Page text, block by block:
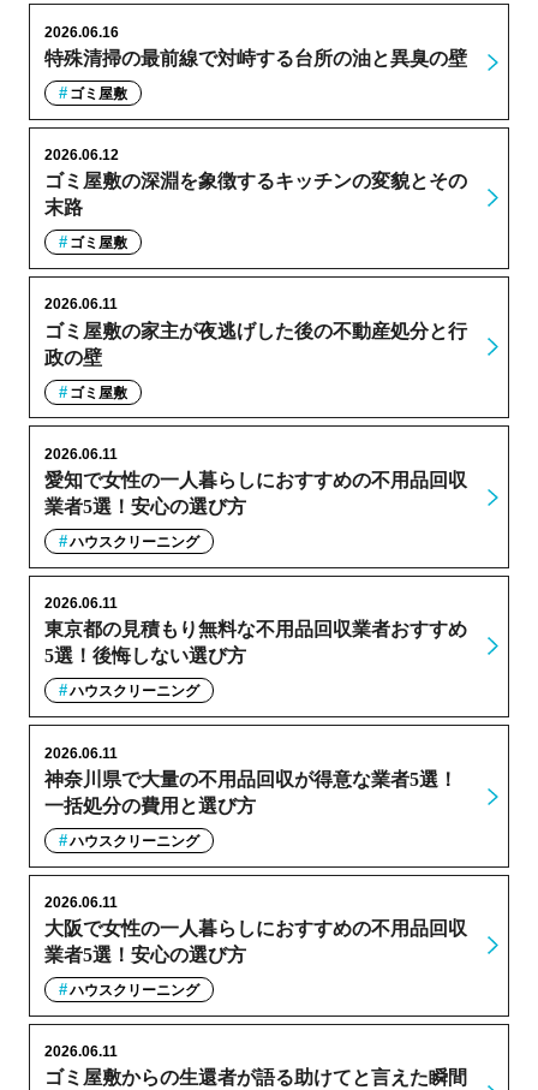
特殊清掃の最前線で対峙する台所の油と異臭の壁
2026.06.16
ゴミ屋敷
ゴミ屋敷の深淵を象徴するキッチンの変貌とその
末路
2026.06.12
ゴミ屋敷
ゴミ屋敷の家主が夜逃げした後の不動産処分と行
政の壁
2026.06.11
ゴミ屋敷
愛知で女性の一人暮らしにおすすめの不用品回収
業者5選！安心の選び方
2026.06.11
ハウスクリーニング
東京都の見積もり無料な不用品回収業者おすすめ
5選！後悔しない選び方
2026.06.11
ハウスクリーニング
神奈川県で大量の不用品回収が得意な業者5選！
一括処分の費用と選び方
2026.06.11
ハウスクリーニング
大阪で女性の一人暮らしにおすすめの不用品回収
業者5選！安心の選び方
2026.06.11
ハウスクリーニング
ゴミ屋敷からの生還者が語る助けてと言えた瞬間
2026.06.11